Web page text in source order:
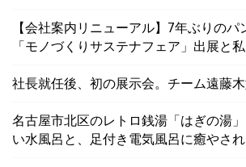
【会社案内リニューアル】7年ぶりのパ
「モノづくりサステナフェア」出展と
社長就任後、初の展示会。チーム遠藤木
名古屋市北区のレトロ銭湯「はぎの湯
い水風呂と、足付き電気風呂に癒やされ